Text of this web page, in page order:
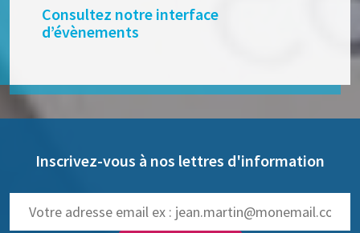
Consultez notre interface
d’évènements
Inscrivez-vous à nos lettres d'information